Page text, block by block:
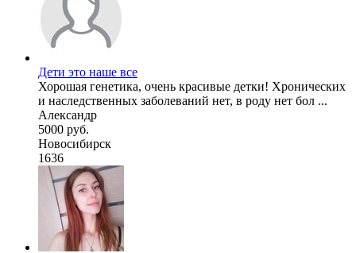
Дети это наше все
Хорошая генетика, очень красивые детки! Хронических
и наследственных заболеваний нет, в роду нет бол ...
Александр
5000 руб.
Новосибирск
1636